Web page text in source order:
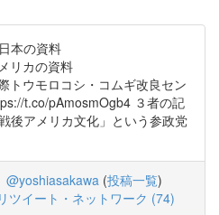
本の資料
リカの資料
トウモロコシ・コムギ改良セン
t.co/pAmosmOgb4 ３者の記
後アメリカ文化」という参政党
@yoshiasakawa (投稿一覧)
リツイート・ネットワーク (74)